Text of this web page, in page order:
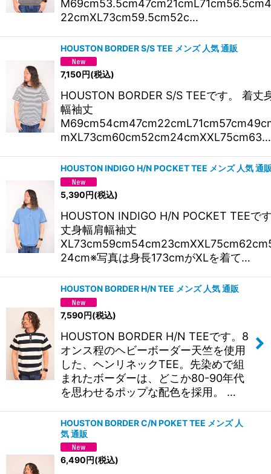
22cmXL73cm59.5cm52c…
HOUSTON BORDER S/S TEE メンズ 人気 通販
7,150円(税込)
HOUSTON BORDER S/S TEEです。 着丈
幅袖丈
mXL73cm60cm52cm24cmXXL75cm63…
HOUSTON INDIGO H/N POCKET TEE メンズ 人気 通
5,390円(税込)
HOUSTON INDIGO H/N POCKET TEEで
丈身幅肩幅袖丈
24cm※写真は身長173cmがXLを着て…
HOUSTON BORDER H/N TEE メンズ 人気 通販
7,590円(税込)
HOUSTON BORDER H/N TEEです。8
オンス程のヘビーボーダー天竺を使用
した、ヘンリネックTEE。先染めで組
まれたボーダーは、どこか80-90年代
を思わせるポップな配色を採用。 …
HOUSTON BORDER C/N POKET TEE メンズ 人
気 通販
6,490円(税込)